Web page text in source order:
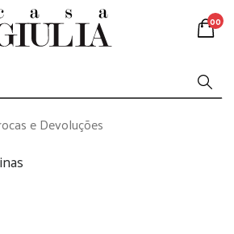
00
e Devoluções